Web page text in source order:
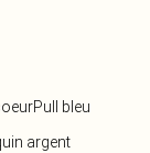
Pull bleu
argent